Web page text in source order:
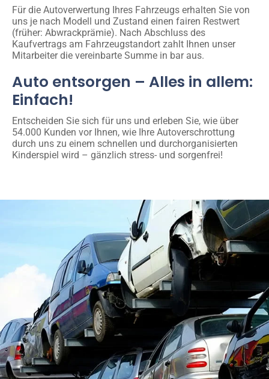
Für die Autoverwertung Ihres Fahrzeugs erhalten Sie von
uns je nach Modell und Zustand einen fairen Restwert
(früher: Abwrackprämie). Nach Abschluss des
Kaufvertrags am Fahrzeugstandort zahlt Ihnen unser
Mitarbeiter die vereinbarte Summe in bar aus.
Auto entsorgen – Alles in allem:
Einfach!
Entscheiden Sie sich für uns und erleben Sie, wie über
54.000 Kunden vor Ihnen, wie Ihre Autoverschrottung
durch uns zu einem schnellen und durchorganisierten
Kinderspiel wird – gänzlich stress- und sorgenfrei!